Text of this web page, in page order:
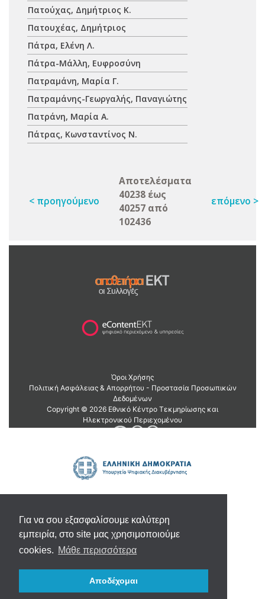
Για να σου εξασφαλίσουμε καλύτερη
εμπειρία, στο site μας χρησιμοποιούμε
cookies. Μάθε περισσότερα
Αποδέχομαι
Πατούχας, Δημήτριος Κ.
Πατουχέας, Δημήτριος
Πάτρα, Ελένη Λ.
Πάτρα-Μάλλη, Ευφροσύνη
Πατραμάνη, Μαρία Γ.
Πατραμάνης-Γεωργαλής, Παναγιώτης
Πατράνη, Μαρία Α.
Πάτρας, Κωνσταντίνος Ν.
< προηγούμενο
Αποτελέσματα
40238 έως
40257 από
102436
επόμενο >